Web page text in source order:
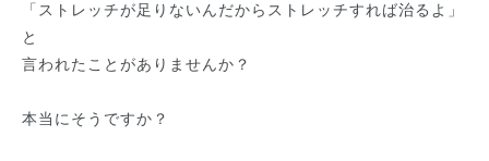
「ストレッチが足りないんだからストレッチすれば治るよ」
と
言われたことがありませんか？
本当にそうですか？